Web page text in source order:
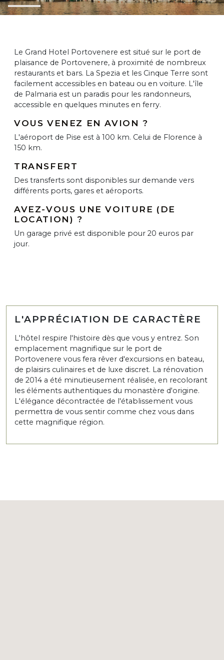
Le Grand Hotel Portovenere est situé sur le port de
plaisance de Portovenere, à proximité de nombreux
restaurants et bars. La Spezia et les Cinque Terre sont
facilement accessibles en bateau ou en voiture. L'île
de Palmaria est un paradis pour les randonneurs,
accessible en quelques minutes en ferry.
VOUS VENEZ EN AVION ?
L'aéroport de Pise est à 100 km. Celui de Florence à
150 km.
TRANSFERT
Des transferts sont disponibles sur demande vers
différents ports, gares et aéroports.
AVEZ-VOUS UNE VOITURE (DE
LOCATION) ?
Un garage privé est disponible pour 20 euros par
jour.
L'APPRÉCIATION DE CARACTÈRE
L'hôtel respire l'histoire dès que vous y entrez. Son
emplacement magnifique sur le port de
Portovenere vous fera rêver d'excursions en bateau,
de plaisirs culinaires et de luxe discret. La rénovation
de 2014 a été minutieusement réalisée, en recolorant
les éléments authentiques du monastère d'origine.
L'élégance décontractée de l'établissement vous
permettra de vous sentir comme chez vous dans
cette magnifique région.